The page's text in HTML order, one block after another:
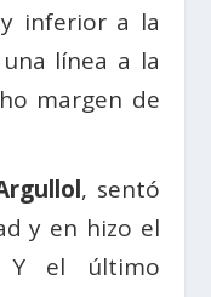
inferior a la
línea a la
margen de
, sentó
y en hizo el
Y el último